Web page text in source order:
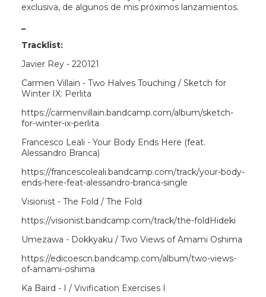
exclusiva, de algunos de mis próximos lanzamientos.
_
Tracklist:
Javier Rey - 220121
Carmen Villain - Two Halves Touching / Sketch for
Winter IX: Perlita
https://carmenvillain.bandcamp.com/album/sketch-
for-winter-ix-perlita
Francesco Leali - Your Body Ends Here (feat.
Alessandro Branca)
https://francescoleali.bandcamp.com/track/your-body-
ends-here-feat-alessandro-branca-single
Visionist - The Fold / The Fold
https://visionist.bandcamp.com/track/the-foldHideki
Umezawa - Dokkyaku / Two Views of Amami Oshima
https://edicoescn.bandcamp.com/album/two-views-
of-amami-oshima
Ka Baird - I / Vivification Exercises I